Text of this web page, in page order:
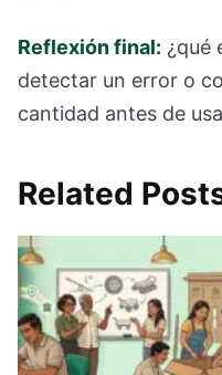
Reflexión final: ¿qué
detectar un error o
cantidad antes de
Related